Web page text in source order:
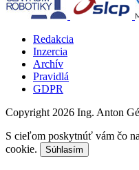
Redakcia
Inzercia
Archív
Pravidlá
GDPR
Copyright 2026 Ing. Anton
S cieľom poskytnúť vám čo
cookie.
Súhlasím